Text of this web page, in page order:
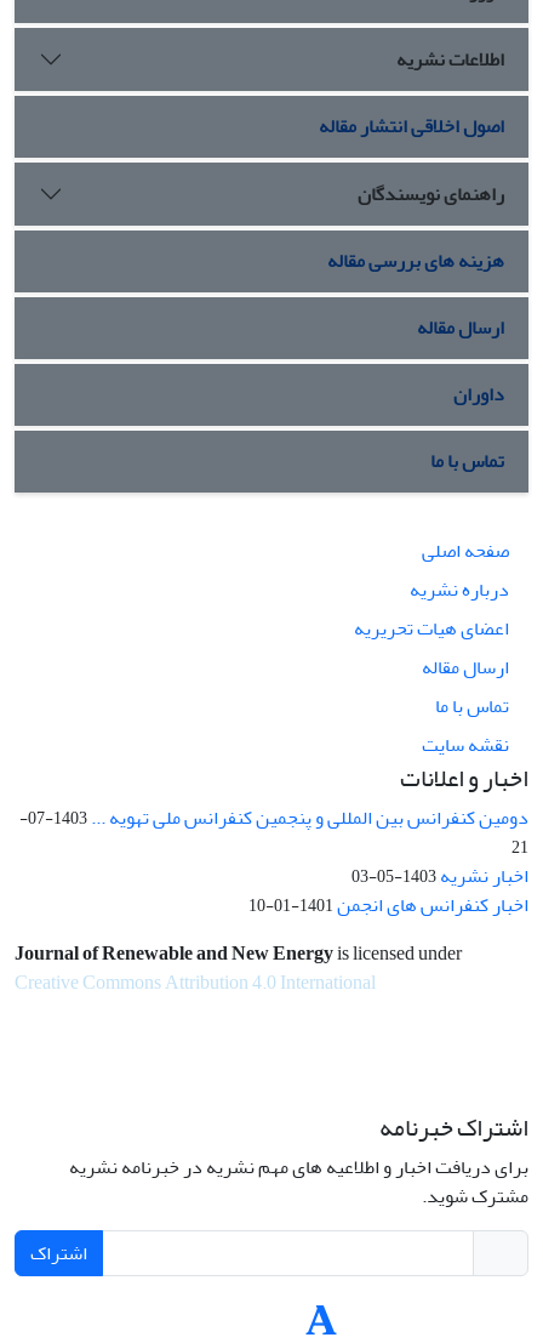
اطلاعات نشریه
اصول اخلاقی انتشار مقاله
راهنمای نویسندگان
هزینه های بررسی مقاله
ارسال مقاله
داوران
تماس با ما
صفحه اصلی
درباره نشریه
اعضای هیات تحریریه
ارسال مقاله
تماس با ما
نقشه سایت
اخبار و اعلانات
دومین کنفرانس بین المللی و پنجمین کنفرانس ملی تهویه ...
1403-07-
21
اخبار نشریه1403-05-03
اخبار کنفرانس های انجمن1401-01-10
Journal of Renewable and New Energyis licensed under
Creative Commons Attribution 4.0 International
اشتراک خبرنامه
برای دریافت اخبار و اطلاعیه های مهم نشریه در خبرنامه نشریه
مشترک شوید.
اشتراک